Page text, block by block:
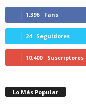
1,396 Fans
24 Seguidores
10,400 Suscriptores
Lo Más Popular